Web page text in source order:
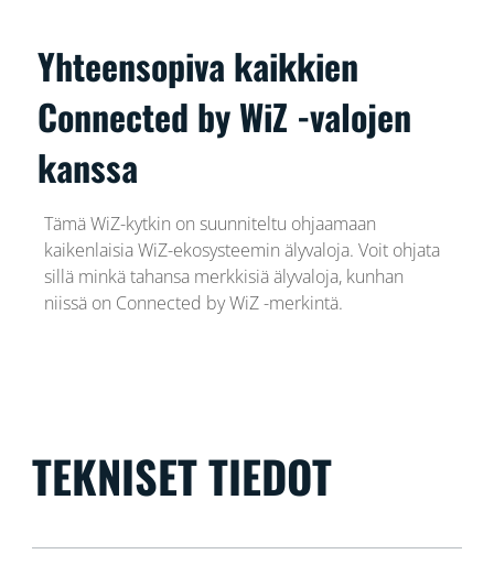
Yhteensopiva kaikkien
Connected by WiZ -valojen
kanssa
Tämä WiZ-kytkin on suunniteltu ohjaamaan
kaikenlaisia WiZ-ekosysteemin älyvaloja. Voit ohjata
sillä minkä tahansa merkkisiä älyvaloja, kunhan
niissä on Connected by WiZ -merkintä.
TEKNISET TIEDOT